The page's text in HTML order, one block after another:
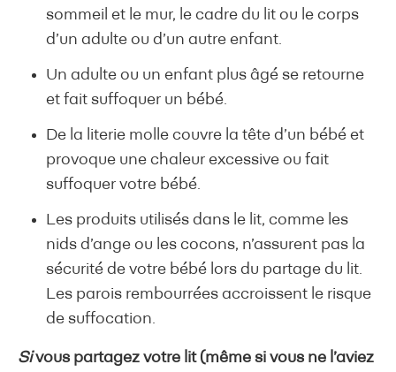
sommeil et le mur, le cadre du lit ou le corps
d’un adulte ou d’un autre enfant.
Un adulte ou un enfant plus âgé se retourne
et fait suffoquer un bébé.
De la literie molle couvre la tête d’un bébé et
provoque une chaleur excessive ou fait
suffoquer votre bébé.
Les produits utilisés dans le lit, comme les
nids d’ange ou les cocons, n’assurent pas la
sécurité de votre bébé lors du partage du lit.
Les parois rembourrées accroissent le risque
de suffocation.
Sivous partagez votre lit (même si vous ne l’aviez